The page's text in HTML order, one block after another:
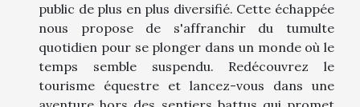
public de plus en plus diversifié. Cette échappée
nous propose de s'affranchir du tumulte
quotidien pour se plonger dans un monde où le
temps semble suspendu. Redécouvrez le
tourisme équestre et lancez-vous dans une